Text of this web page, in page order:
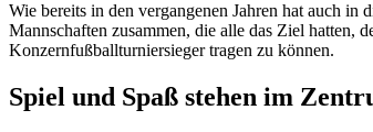
Wie bereits in den vergangenen Jahren hat auch in
Mannschaften zusammen, die alle das Ziel hatten,
Konzernfußballturniersieger tragen zu können.
Spiel und Spaß stehen im